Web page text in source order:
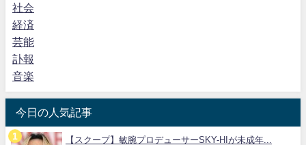
社会
経済
芸能
訃報
音楽
今日の人気記事
【スクープ】敏腕プロデューサーSKY-HIが未成年...